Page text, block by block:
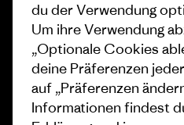
Geschenkgutscheine
Stores in deiner Nähe
du der Verwendung
Um ihre Verwendung
„Optionale Cookies
deine Präferenzen
auf „Präferenzen
Informationen findest